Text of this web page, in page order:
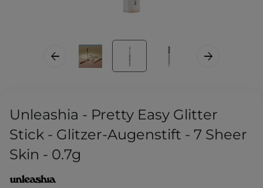
Unleashia - Pretty Easy Glitter
Stick - Glitzer-Augenstift - 7 Sheer
Skin - 0.7g